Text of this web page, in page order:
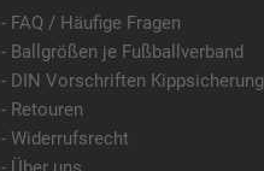
- FAQ / Häufige Fragen
- Ballgrößen je Fußballverband
- DIN Vorschriften Kippsicherung
- Retouren
- Widerrufsrecht